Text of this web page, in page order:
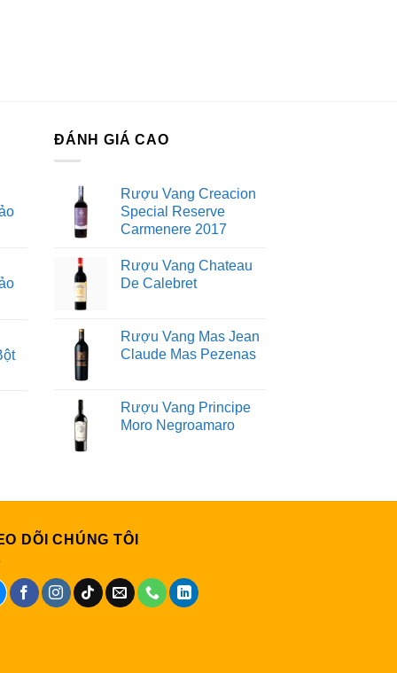
ĐÁNH GIÁ CAO
Rượu Vang Creacion
Special Reserve
Carmenere 2017
Rượu Vang Chateau
De Calebret
Rượu Vang Mas Jean
Claude Mas Pezenas
Rượu Vang Principe
Moro Negroamaro
DÕI CHÚNG TÔI